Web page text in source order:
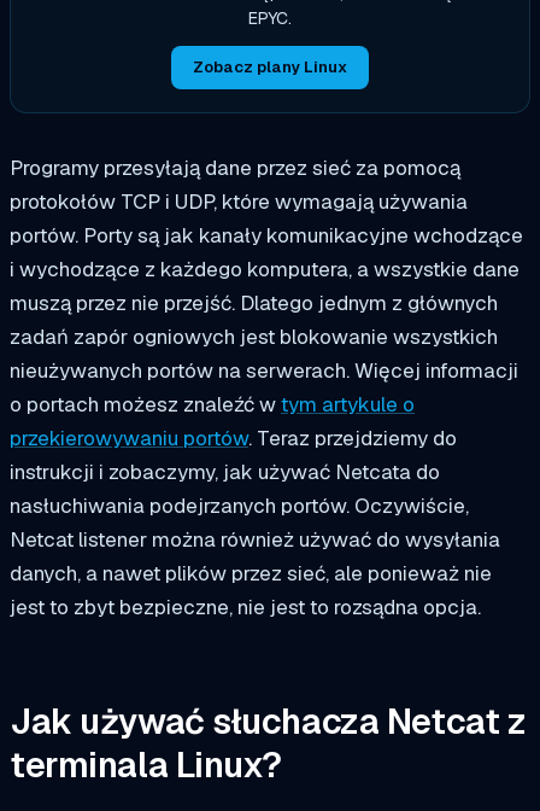
EPYC.
Zobacz plany Linux
Programy przesyłają dane przez sieć za pomocą
protokołów TCP i UDP, które wymagają używania
portów. Porty są jak kanały komunikacyjne wchodzące
i wychodzące z każdego komputera, a wszystkie dane
muszą przez nie przejść. Dlatego jednym z głównych
zadań zapór ogniowych jest blokowanie wszystkich
nieużywanych portów na serwerach. Więcej informacji
o portach możesz znaleźć wtym artykule o
przekierowywaniu portów. Teraz przejdziemy do
instrukcji i zobaczymy, jak używać Netcata do
nasłuchiwania podejrzanych portów. Oczywiście,
Netcat listener można również używać do wysyłania
danych, a nawet plików przez sieć, ale ponieważ nie
jest to zbyt bezpieczne, nie jest to rozsądna opcja.
Jak używać słuchacza Netcat z
terminala Linux?